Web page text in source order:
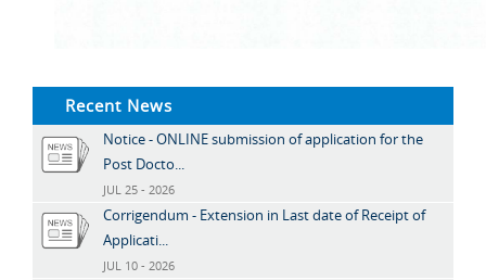
Recent News
Notice - ONLINE submission of application for the
Post Docto...
JUL 25 - 2026
Corrigendum - Extension in Last date of Receipt of
Applicati...
JUL 10 - 2026